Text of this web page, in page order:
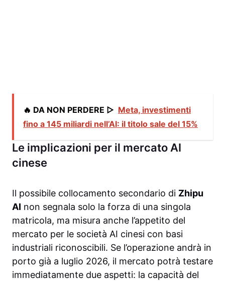
🔥 DA NON PERDERE ▷ Meta, investimenti
fino a 145 miliardi nell’AI: il titolo sale del 15%
Le implicazioni per il mercato AI
cinese
Il possibile collocamento secondario di Zhipu
AI non segnala solo la forza di una singola
matricola, ma misura anche l’appetito del
mercato per le società AI cinesi con basi
industriali riconoscibili. Se l’operazione andrà in
porto già a luglio 2026, il mercato potrà testare
immediatamente due aspetti: la capacità del